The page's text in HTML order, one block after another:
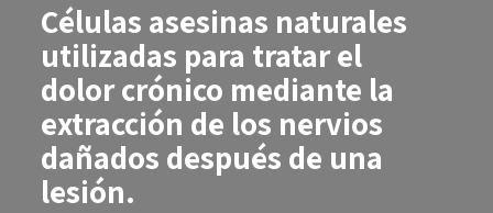
Células asesinas naturales
utilizadas para tratar el
dolor crónico mediante la
extracción de los nervios
dañados después de una
lesión.